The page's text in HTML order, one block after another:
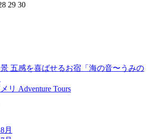
29 30
五感を喜ばせるお宿「海の音〜うみの
リ Adventure Tours
月